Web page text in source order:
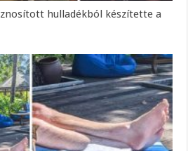
hulladékból készítette a